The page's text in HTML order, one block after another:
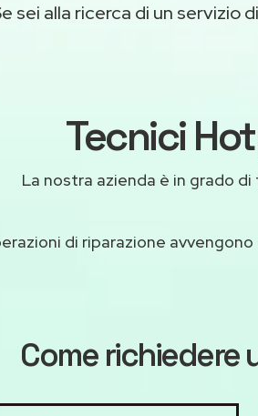
sei alla ricerca di un servizio di
Tecnici
La nostra azienda è in grado
di riparazione avvengono
Come richiedere